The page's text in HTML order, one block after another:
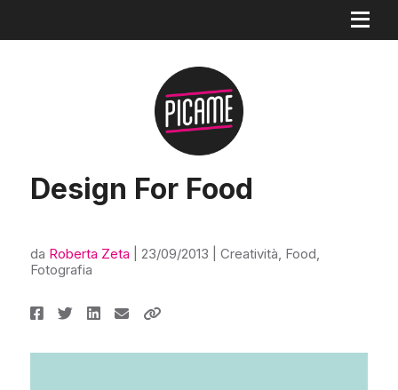
Design For Food
da Roberta Zeta 23/09/2013 Creatività, Food,
Fotografia